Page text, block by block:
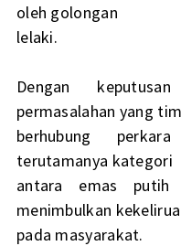
oleh golongan
lelaki.
Dengan
permasalahan yang
berhubung
terutamanya kategori
antara emas
menimbulkan
pada masyarakat.